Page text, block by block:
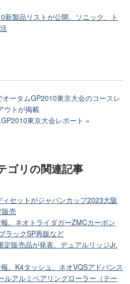
新製品リストが公開。ソニック、ト
ータムGP2010東京大会のコースレ
ウトが掲載
東京大会レポート
ゴリの関連記事
セットがジャパンカップ2023大阪
売
。ネオトライダガーZMCカーボン
ラックSP再販など
定販売品が発表。デュアルリッジJr.
。K4タッシュ、ネオVQSアドバンス
ルアルミベアリングローラー（テー